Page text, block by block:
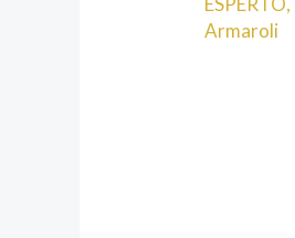
Armaroli